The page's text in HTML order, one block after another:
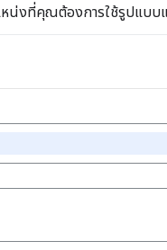
หน่งที่คุณต้องการใช้รูปแบ